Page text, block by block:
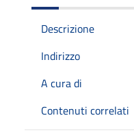
Descrizione
Indirizzo
A cura di
Contenuti correlati